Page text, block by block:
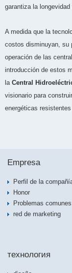
garantiza la
A medida que la
costos disminuyan, su
operación de las
introducción de estos
la Central
visionario para
energéticas
Empresa
Perfil de la
Honor
Problemas comunes
red de marketing
технология